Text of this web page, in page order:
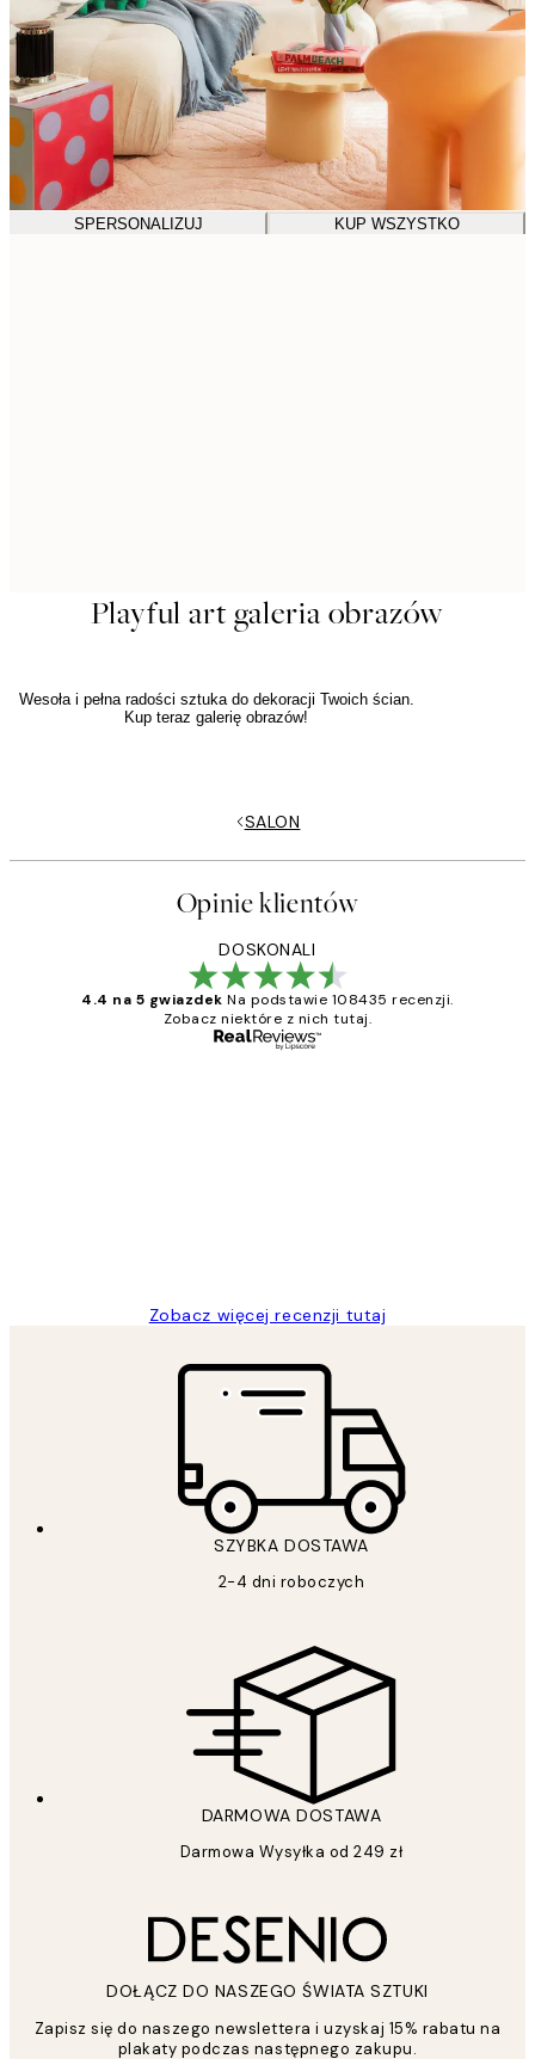
SPERSONALIZUJ KUP WSZYSTKO
Playful art galeria obrazów
Wesoła i pełna radości sztuka do dekoracji Twoich ścian.
Kup teraz galerię obrazów!
SALON
Opinie klientów
DOSKONALI
4.4 na 5 gwiazdek Na podstawie 108435 recenzji.
Zobacz niektóre z nich tutaj.
Zobacz więcej recenzji tutaj
SZYBKA DOSTAWA
2-4 dni roboczych
DARMOWA DOSTAWA
Darmowa Wysyłka od 249 zł
DOŁĄCZ DO NASZEGO ŚWIATA SZTUKI
Zapisz się do naszego newslettera i uzyskaj 15% rabatu na
plakaty podczas następnego zakupu.